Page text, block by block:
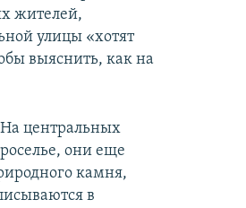
жителей,
улицы «хотят
выяснить, как на
центральных
они еще
камня,
в